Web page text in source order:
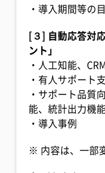
・導入期間等の
[３] 自動応答対
ント」
・人工知能、
・有人サポート
・サポート品質
能、統計出力機能
・導入事例
※ 内容は、一部